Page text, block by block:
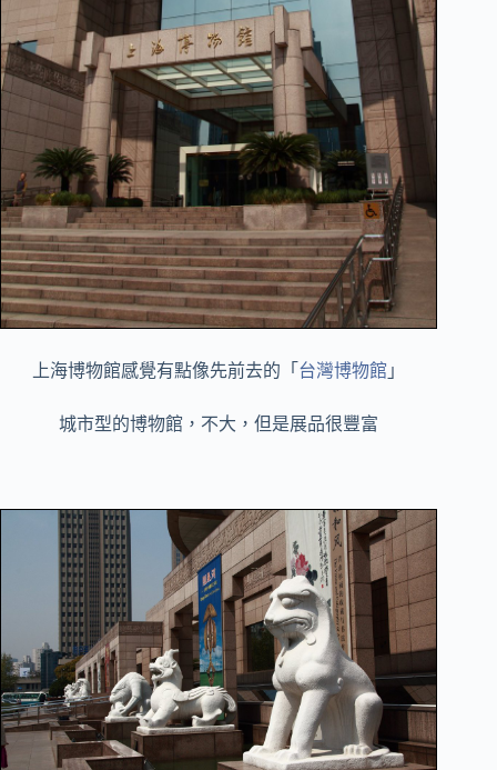
上海博物館感覺有點像先前去的「 台灣博物館 」
城市型的博物館，不大，但是展品很豐富